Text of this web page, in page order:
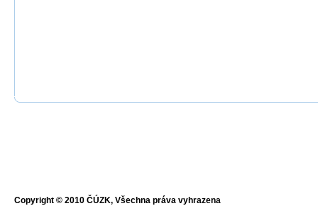
Copyright © 2010 ČÚZK, Všechna práva vyhrazena